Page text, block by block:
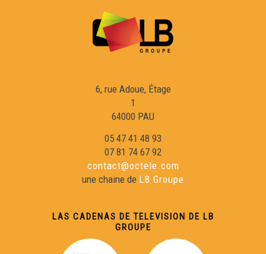
6, rue Adoue, Étage
1
64000 PAU
05 47 41 48 93
07 81 74 67 92
contact@octele.com
une chaine de LB Groupe
LAS CADENAS DE TELEVISION DE LB
GROUPE